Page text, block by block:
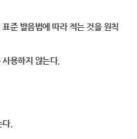
준 발음법에 따라 적는 것을 원칙
용하지 않는다.
.